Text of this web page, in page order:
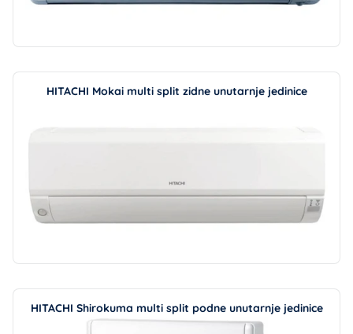
HITACHI Mokai multi split zidne unutarnje jedinice
HITACHI Shirokuma multi split podne unutarnje jedinice